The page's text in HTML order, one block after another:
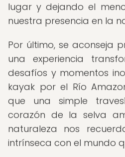
lugar y dejando el
nuestra presencia en la
Por último, se aconseja
una experiencia
desafíos y momentos
kayak por el Río
que una simple
corazón de la selva
naturaleza nos
intrínseca con el mundo